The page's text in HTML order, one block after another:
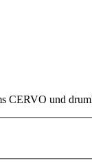
CERVO und